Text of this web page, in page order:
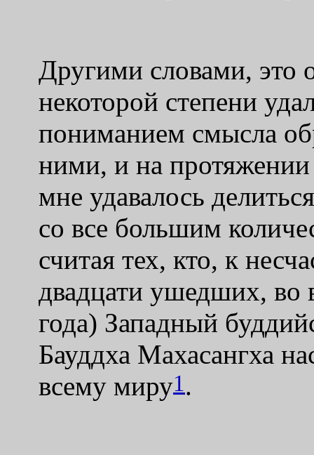
Другими словами, это
некоторой степени
пониманием смысла
ними, и на протяжении
мне удавалось
со все большим
считая тех, кто, к
двадцати ушедших, во
года) Западный
Бауддха Махасангха
всему миру1.